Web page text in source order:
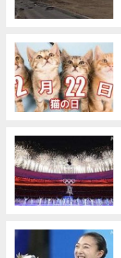
READ MORE
READ MORE